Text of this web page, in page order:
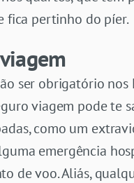
fica pertinho do píer.
ser obrigatório nos
viagem pode te
como um
emergência
de voo. Aliás,